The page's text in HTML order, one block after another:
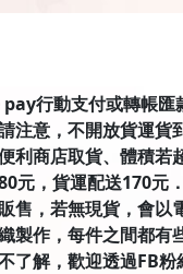
行動支付或轉帳匯
注意，不開放貨運貨
利商店取貨、體積若
元，貨運配送170元
售，若無現貨，會以
製作，每件之間都有
了解，歡迎透過FB粉